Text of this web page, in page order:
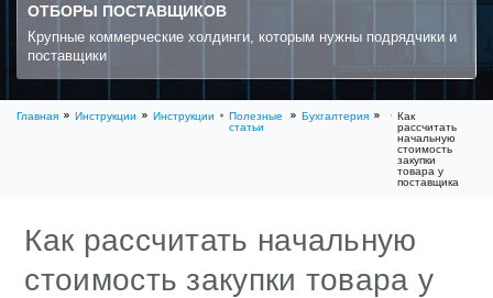
ОТБОРЫ ПОСТАВЩИКОВ
Крупные коммерческие холдинги, которым нужны подрядчики и
поставщики
Главная Инструкции Инструкции
Полезные
статьи
Бухгалтерия
Как
рассчитать
начальную
стоимость
закупки
товара у
поставщика
Как рассчитать начальную
стоимость закупки товара у